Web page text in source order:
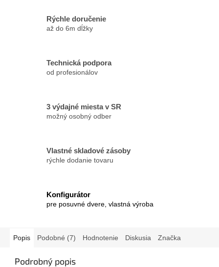
Rýchle doručenie
až do 6m dĺžky
Technická podpora
od profesionálov
3 výdajné miesta v SR
možný osobný odber
Vlastné skladové zásoby
rýchle dodanie tovaru
Konfigurátor
pre posuvné dvere, vlastná výroba
Popis Podobné (7) Hodnotenie Diskusia Značka
Podrobný popis